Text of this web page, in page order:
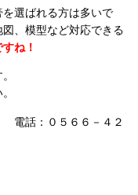
選ばれる方は多いで
、模型など対応できる
ね！
話：０５６６－４２